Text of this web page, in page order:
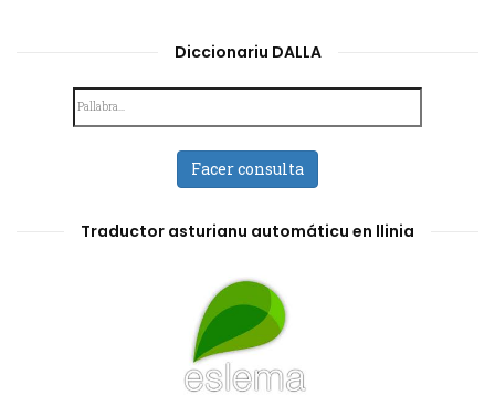
Diccionariu DALLA
Facer consulta
Traductor asturianu automáticu en llinia